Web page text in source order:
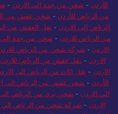
الأردن - شحن من جدة الى الاردن -
من الرياض للأردن - شحن عفش من
الرياض الى الاردن - نقل العفش من
من الرياض للاردن - شحن من جدة الى
الاردن - شركة شحن من الرياض
الاردن - نقل عفش من الرياض للاردن
الاردن - نقل اثاث من الرياض الى
الأردن - شحن عفش من الرياض الى
الي الاردن - شحن بري من الرياض الى
الاردن - شركة شحن من الرياض الي